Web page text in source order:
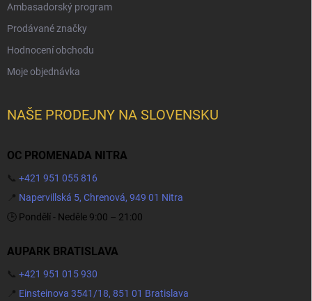
Ambasadorský program
Prodávané značky
Hodnocení obchodu
Moje objednávka
NAŠE PRODEJNY NA SLOVENSKU
OC PROMENADA NITRA
📞 +421 951 055 816
📍 Napervillská 5, Chrenová, 949 01 Nitra
🕒 Pondělí - Neděle 9:00 – 21:00
AUPARK BRATISLAVA
📞 +421 951 015 930
📍 Einsteinova 3541/18, 851 01 Bratislava